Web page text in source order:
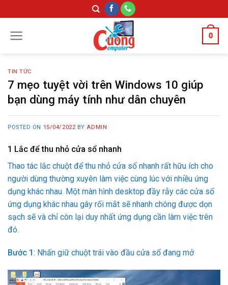
to
content
0
TIN TỨC
7 mẹo tuyệt vời trên Windows 10 giúp
bạn dùng máy tính như dân chuyên
POSTED ON 15/04/2022 BY ADMIN
1 Lắc để thu nhỏ cửa sổ nhanh
Thao tác lắc chuột để thu nhỏ cửa sổ nhanh rất hữu ích cho
người dùng thường xuyên làm việc cùng lúc với nhiều ứng
dụng khác nhau. Một màn hình desktop đầy rẫy các cửa sổ
ứng dụng khác nhau gây rối mắt sẽ nhanh chóng được dọn
sạch sẽ và chỉ còn lại duy nhất ứng dụng cần làm việc trên
đó.
Bước 1 : Nhấn giữ chuột trái vào đầu cửa sổ đang mở